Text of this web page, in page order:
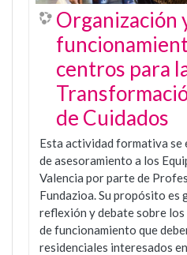
Organización
centros para
de Cuidados
Esta actividad formativa se
de asesoramiento a los
Valencia por parte de
Fundazioa. Su propósito es
reflexión y debate sobre
de funcionamiento que
residenciales interesados